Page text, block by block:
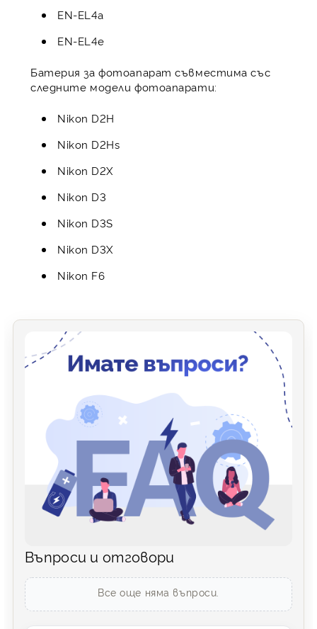
EN-EL4a
EN-EL4e
Батерия за фотоапарат съвместима със
следните модели фотоапарати:
Nikon D2H
Nikon D2Hs
Nikon D2X
Nikon D3
Nikon D3S
Nikon D3X
Nikon F6
Въпроси и отговори
Все още няма въпроси.